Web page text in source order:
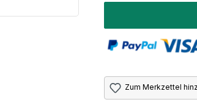
Zum Merkzettel